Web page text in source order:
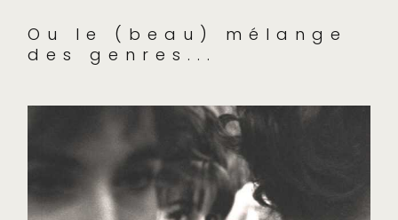
Ou le (beau) mélange
des genres...